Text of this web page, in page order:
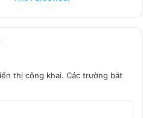
thị công khai. Các trường bắt